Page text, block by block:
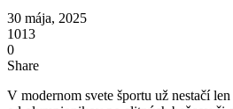
30 mája, 2025
1013
0
Share
V modernom svete športu už nestačí